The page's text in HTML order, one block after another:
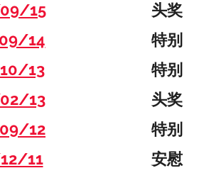
15 头奖
14 特别
13 特别
13 头奖
12 特别
11 安慰